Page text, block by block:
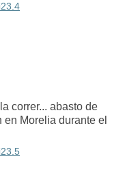
correr... abasto de
Morelia durante el